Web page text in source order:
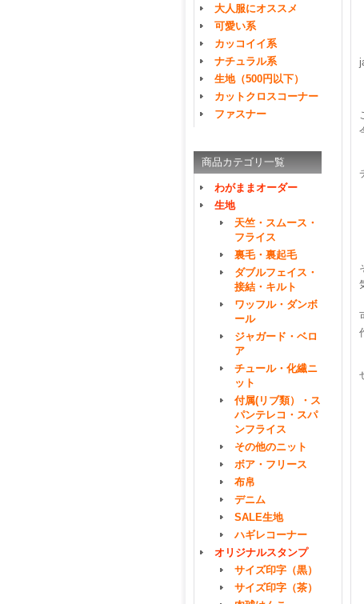
大人服にオススメ
可愛い系
カッコイイ系
ナチュラル系
生地（500円以下）
カットクロスコーナー
ファスナー
商品カテゴリ一覧
わがままオーダー
生地
天竺・スムース・
フライス
裏毛・裏起毛
ダブルフェイス・
接結・キルト
ワッフル・ダンボ
ール
ジャガード・ベロ
ア
チュール・化繊ニ
ット
付属(リブ類）・ス
パンテレコ・スパ
ンフライス
その他のニット
ボア・フリース
布帛
デニム
SALE生地
ハギレコーナー
オリジナルスタンプ
サイズ印字（黒）
サイズ印字（茶）